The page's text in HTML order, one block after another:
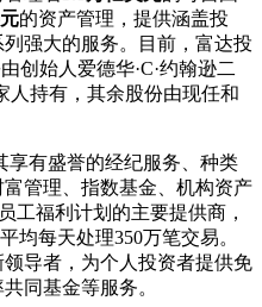
的资产管理，提供涵盖投
强大的服务。目前，富达投
创始人爱德华·C·约翰逊二
人持有，其余股份由现任和
享有盛誉的经纪服务、种类
管理、指数基金、机构资产
工福利计划的主要提供商，
均每天处理350万笔交易。
导者，为个人投资者提供免
同基金等服务。